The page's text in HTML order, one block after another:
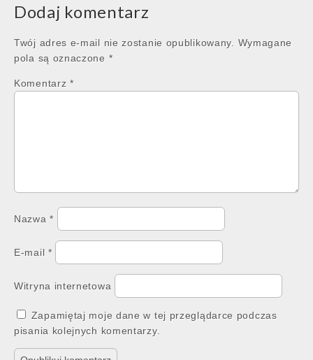
Dodaj komentarz
Twój adres e-mail nie zostanie opublikowany.
Wymagane
pola są oznaczone *
Komentarz *
Nazwa*
E-mail *
Witryna internetowa
Zapamiętaj moje dane w tej przeglądarce podczas
pisania kolejnych komentarzy.